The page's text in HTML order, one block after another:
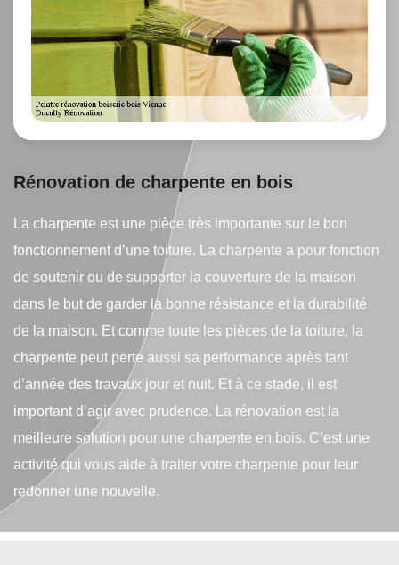
Rénovation de charpente en bois
La charpente est une pièce très importante sur le bon
fonctionnement d’une toiture. La charpente a pour fonction
de soutenir ou de supporter la couverture de la maison
dans le but de garder la bonne résistance et la durabilité
de la maison. Et comme toute les pièces de la toiture, la
charpente peut perte aussi sa performance après tant
d’année des travaux jour et nuit. Et à ce stade, il est
important d’agir avec prudence. La rénovation est la
meilleure solution pour une charpente en bois. C’est une
activité qui vous aide à traiter votre charpente pour leur
redonner une nouvelle.